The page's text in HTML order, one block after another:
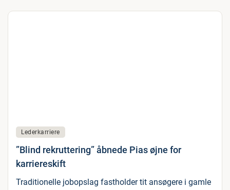
Lederkarriere
”Blind rekruttering” åbnede Pias øjne for
karriereskift
Traditionelle jobopslag fastholder tit ansøgere i gamle